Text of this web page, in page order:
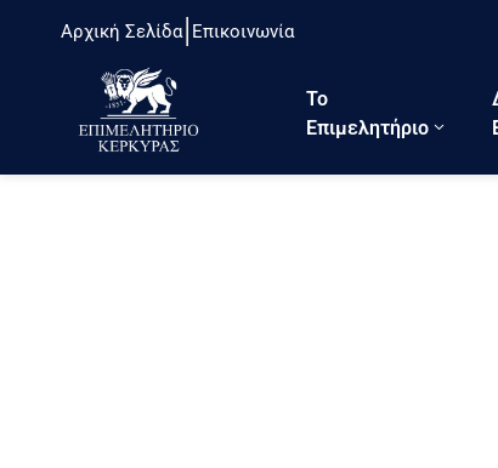
Αρχική Σελίδα Επικοινωνία
Το
Eπιμελητήριο